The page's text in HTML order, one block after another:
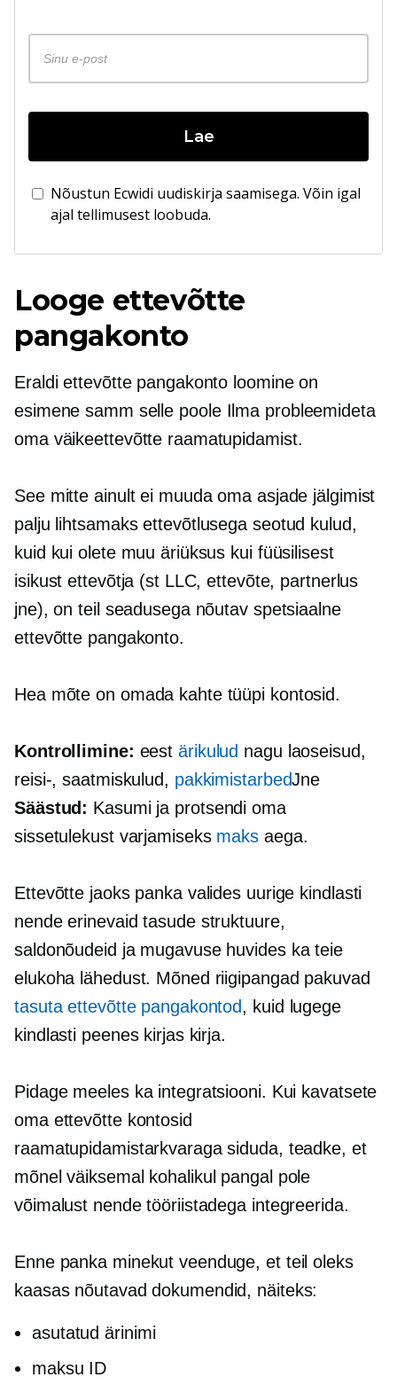
Lae
Nõustun Ecwidi uudiskirja saamisega. Võin igal
ajal tellimusest loobuda.
Looge ettevõtte
pangakonto
Eraldi ettevõtte pangakonto loomine on
esimene samm selle poole Ilma probleemideta
oma väikeettevõtte raamatupidamist.
See mitte ainult ei muuda oma asjade jälgimist
palju lihtsamaksettevõtlusega seotud kulud,
kuid kui olete muu äriüksus kui füüsilisest
isikust ettevõtja (st LLC, ettevõte, partnerlus
jne), on teil seadusega nõutav spetsiaalne
ettevõtte pangakonto.
Hea mõte on omada kahte tüüpi kontosid.
Kontrollimine: eestärikulud nagu laoseisud,
reisi-, saatmiskulud, pakkimistarbedJne
Säästud: Kasumi ja protsendi oma
sissetulekust varjamiseks maks aega.
Ettevõtte jaoks panka valides uurige kindlasti
nende erinevaid tasude struktuure,
saldonõudeid ja mugavuse huvides ka teie
elukoha lähedust. Mõned riigipangad pakuvad
tasuta ettevõtte pangakontod, kuid lugege
kindlasti peenes kirjas kirja.
Pidage meeles ka integratsiooni. Kui kavatsete
oma ettevõtte kontosid
raamatupidamistarkvaraga siduda, teadke, et
mõnel väiksemal kohalikul pangal pole
võimalust nende tööriistadega integreerida.
Enne panka minekut veenduge, et teil oleks
kaasas nõutavad dokumendid, näiteks:
asutatud ärinimi
maksu ID